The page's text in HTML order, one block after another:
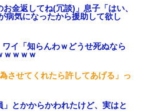
お金返してね(冗談)」息子「はい、
気になったから援助して欲し
イ「知らんわｗどうせ死ぬなら
ｗｗｗ
させてくれたら許してあげる」っ
」とかからかわれたけど、実はと